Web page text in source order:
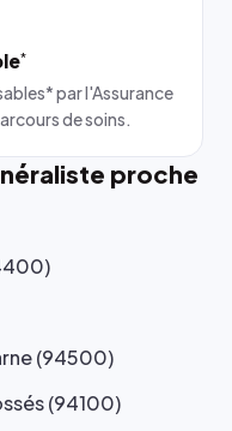
*
par l'Assurance
de soins.
proche
(94500)
(94100)